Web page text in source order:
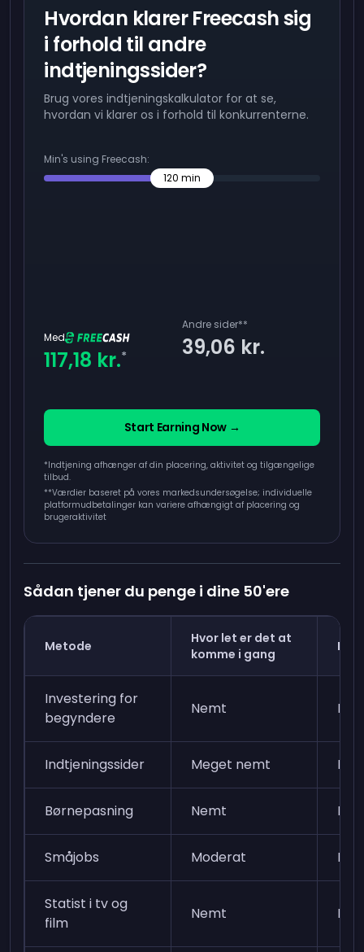
Hvordan klarer Freecash sig
i forhold til andre
indtjeningssider?
Brug vores indtjeningskalkulator for at se,
hvordan vi klarer os i forhold til konkurrenterne.
Min's using Freecash:
120 min
Med
117,18 kr.*
Andre sider**
39,06 kr.
Start Earning Now →
*Indtjening afhænger af din placering, aktivitet og tilgængelige
tilbud.
**Værdier baseret på vores markedsundersøgelse; individuelle
platformudbetalinger kan variere afhængigt af placering og
brugeraktivitet
Sådan tjener du penge i dine 50'ere
Metode
Hvor let er det at
komme i gang
Investering for
begyndere
Nemt
Indtjeningssider Meget nemt
Børnepasning Nemt Høj
Småjobs Moderat Høj
Statist i tv og
film
Nemt Lav